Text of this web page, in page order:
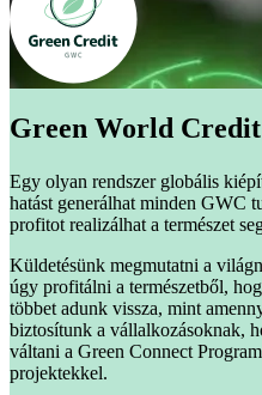
Green World Credit
Egy olyan rendszer globális
hatást generálhat minden GWC
profitot realizálhat a természet
Küldetésünk megmutatni a
úgy profitálni a természetből,
többet adunk vissza, mint
biztosítunk a vállalkozásoknak,
váltani a Green Connect
projektekkel.